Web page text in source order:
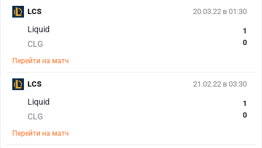
20.03.22 в 01:30
Liquid
CLG
1
0
Перейти на матч
LCS
21.02.22 в 03:30
Liquid
CLG
1
0
Перейти на матч
LCS